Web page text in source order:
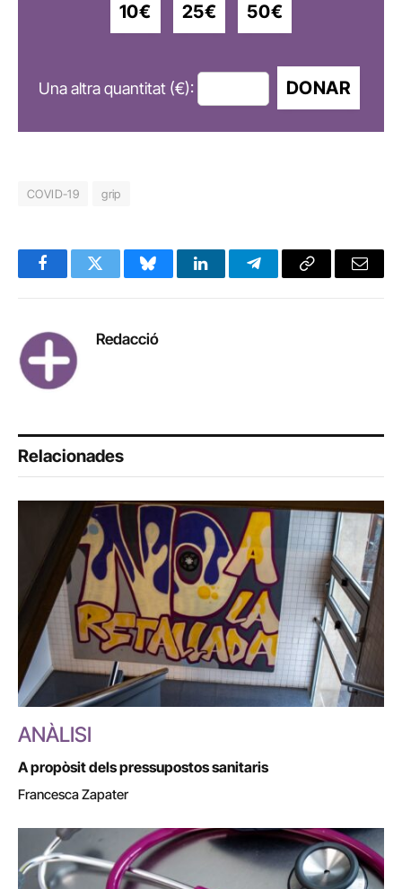
10€ 25€ 50€
Una altra quantitat (€): DONAR
COVID-19 grip
FacebookTwitter BlueskyLinkedInTelegramCopy
Email
Redacció
Relacionades
ANÀLISI
A propòsit dels pressupostos sanitaris
Francesca Zapater